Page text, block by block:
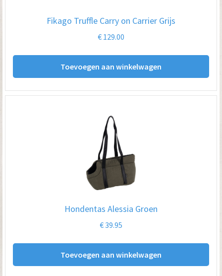
Fikago Truffle Carry on Carrier Grijs
€ 129.00
Toevoegen aan winkelwagen
Hondentas Alessia Groen
€39.95
Toevoegen aan winkelwagen